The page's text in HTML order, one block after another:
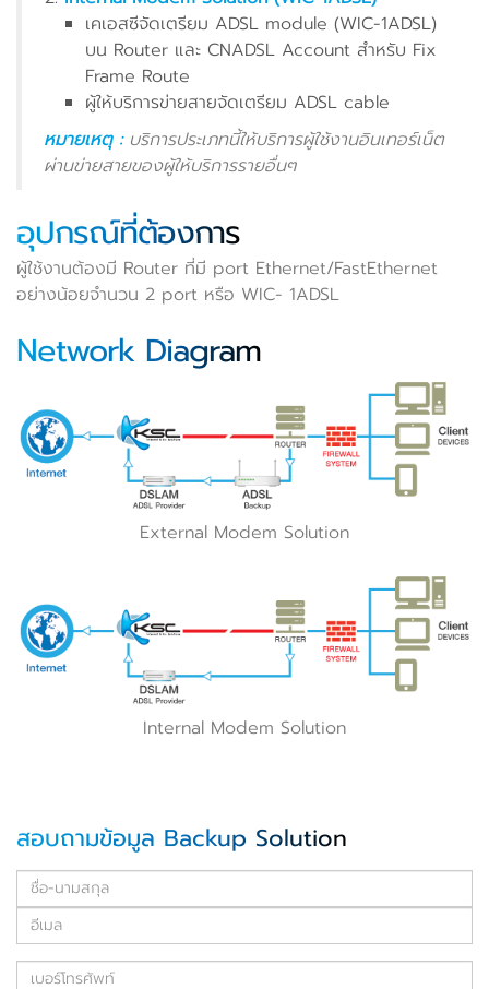
เคเอสซีจัดเตรียม ADSL module (WIC-1ADSL)
บน Router และ CNADSL Account สำหรับ Fix
Frame Route
ผู้ให้บริการข่ายสายจัดเตรียม ADSL cable
หมายเหตุ :บริการประเภทนี้ให้บริการผู้ใช้งานอินเทอร์เน็ต
ผ่านข่ายสายของผู้ให้บริการรายอื่นๆ
อุปกรณ์ที่ต้องการ
ผู้ใช้งานต้องมี Router ที่มี port Ethernet/FastEthernet
อย่างน้อยจำนวน 2 port หรือ WIC- 1ADSL
Network Diagram
External Modem Solution
Internal Modem Solution
สอบถามข้อมูล Backup Solution